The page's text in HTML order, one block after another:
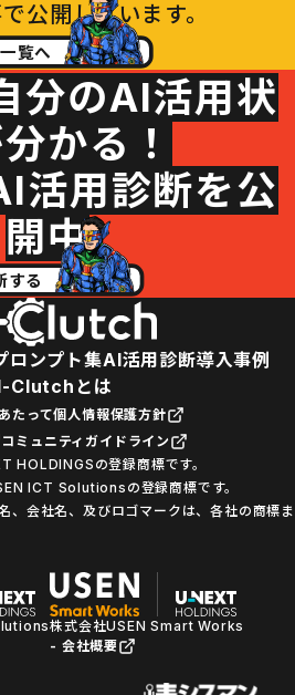
公開しています。
覧へ
分のAI活用状
かる！
活用診断を公
開中
する
ロンプト集AI活用診断導入事例
Clutchとは
たって個人情報保護方針
コミュニティガイドライン
HOLDINGSの登録商標です。
ICT Solutionsの登録商標です。
、会社名、及びロゴマークは、各社の商標ま
株式会社USEN Smart Works
- 会社概要